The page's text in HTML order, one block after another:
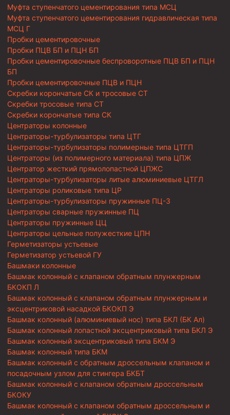
Муфта ступенчатого цементирования типа МСЦ
Муфта ступенчатого цементирования гидравлическая типа
МСЦ Г
Пробки цементировочные
Пробки ПЦВ БП и ПЦН БП
Пробки цементировочные беспроворотные ПЦВ БП и ПЦН
БП
Пробки цементировочные ПЦВ и ПЦН
Скребки корончатые СК и тросовые СТ
Скребки тросовые типа СТ
Скребки корончатые типа СК
Центраторы колонные
Центраторы-турбулизаторы типа ЦТГ
Центраторы-турбулизаторы полимерные типа ЦТГП
Центраторы (из полимерного материала) типа ЦПЖ
Центратор жесткий прямолопастной ЦПЖС
Центраторы-турбулизаторы литые алюминиевые ЦТГЛ
Центраторы роликовые типа ЦР
Центраторы-турбулизаторы пружинные ПЦ-3
Центраторы сварные пружинные ПЦ
Центраторы пружинные ЦЦ
Центраторы цельные полужесткие ЦПН
Герметизаторы устьевые
Герметизатор устьевой ГУ
Башмаки колонные
Башмак колонный с клапаном обратным плунжерным
БКОКП Л
Башмак колонный с клапаном обратным плунжерным и
эксцентриковой насадкой БКОКП Э
Башмак колонный (алюминиевый нос) типа БКЛ (БК Ал)
Башмак колонный лопастной эксцентриковый типа БКЛ Э
Башмак колонный эксцентриковый типа БКМ Э
Башмак колонный типа БКМ
Башмак колонный с обратным дроссельным клапаном и
посадочным узлом для стингера БКБТ
Башмак колонный с клапаном обратным дроссельным
БКОКУ
Башмак колонный с клапаном обратным дроссельным и